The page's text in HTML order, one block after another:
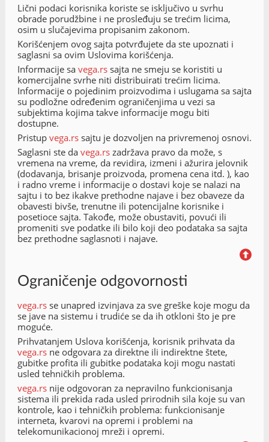
Lični podaci korisnika koriste se isključivo u svrhu
obrade porudžbine i ne prosleđuju se trećim licima,
osim u slučajevima propisanim zakonom.
Korišćenjem ovog sajta potvrđujete da ste upoznati i
saglasni sa ovim Uslovima korišćenja.
Informacije sa vega.rs sajta ne smeju se koristiti u
komercijalne svrhe niti distribuirati trećim licima.
Informacije o pojedinim proizvodima i uslugama sa sajta
su podložne određenim ograničenjima u vezi sa
subjektima kojima takve informacije mogu biti
dostupne.
Pristup vega.rs sajtu je dozvoljen na privremenoj osnovi.
Saglasni ste da vega.rs zadržava pravo da može, s
vremena na vreme, da revidira, izmeni i ažurira jelovnik
(dodavanja, brisanje proizvoda, promena cena itd. ), kao
i radno vreme i informacije o dostavi koje se nalazi na
sajtu i to bez ikakve prethodne najave i bez obaveze da
obavesti bivše, trenutne ili potencijalne korisnike i
posetioce sajta. Takođe, može obustaviti, povući ili
promeniti sve podatke ili bilo koji deo podataka sa sajta
bez prethodne saglasnoti i najave.
Ograničenje odgovornosti
vega.rs se unapred izvinjava za sve greške koje mogu da
se jave na sistemu i trudiće se da ih otkloni što je pre
moguće.
Prihvatanjem Uslova korišćenja, korisnik prihvata da
vega.rs ne odgovara za direktne ili indirektne štete,
gubitke profita ili gubitke podataka koji mogu nastati
usled tehničkih problema.
vega.rs nije odgovoran za nepravilno funkcionisanja
sistema ili prekida rada usled prirodnih sila koje su van
kontrole, kao i tehničkih problema: funkcionisanje
interneta, kvarovi na opremi i problemi na
telekomunikacionoj mreži i opremi.